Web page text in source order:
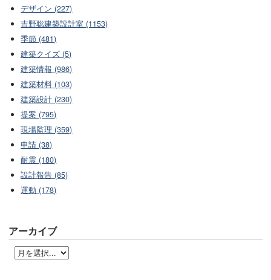
デザイン (227)
吉野聡建築設計室 (1153)
季節 (481)
建築クイズ (5)
建築情報 (986)
建築材料 (103)
建築設計 (230)
提案 (795)
現場監理 (359)
申請 (38)
耐震 (180)
設計報告 (85)
運動 (178)
アーカイブ